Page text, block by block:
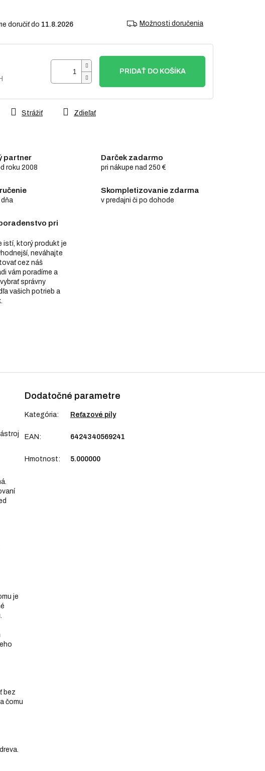
11.8.2026 Možnosti doručenia
PRIDAŤ DO KOŠÍKA
Strážiť Zdieľať
partner
roku 2008
Darček zadarmo
pri nákupe nad 250 €
Skompletizovanie zdarma
v predajni či po dohode
pri
istí, ktorý produkt je
neváhajte
cez náš
vám poradíme a
správny
vašich potrieb a
je
bez
čomu
Dodatočné parametre
Kategória: Reťazové píly
EAN : 6424340569241
Hmotnost: 5.000000